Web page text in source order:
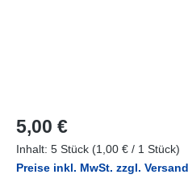
Regulärer Preis:
5,00 €
Inhalt: 5 Stück (1,00 € / 1 Stück)
Preise inkl. MwSt. zzgl.